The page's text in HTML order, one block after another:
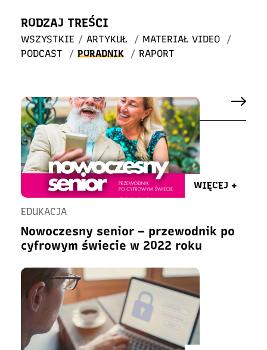
RODZAJ TREŚCI
WSZYSTKIE / ARTYKUŁ / MATERIAŁ VIDEO
/
PODCAST
/ PORADNIK / RAPORT
WIĘCEJ +
EDUKACJA
Nowoczesny senior – przewodnik po
cyfrowym świecie w 2022 roku